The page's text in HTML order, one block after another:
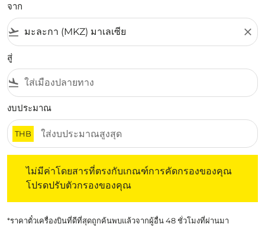
จาก
flight_takeoff close
สู่
flight_land
งบประมาณ
THB
ไม่มีค่าโดยสารที่ตรงกับเกณฑ์การคัดกรองของคุณ
โปรดปรับตัวกรองของคุณ
*ราคาตั๋วเครื่องบินที่ดีที่สุดถูกค้นพบแล้วจากผู้อื่น 48 ชั่วโมงที่ผ่านมา